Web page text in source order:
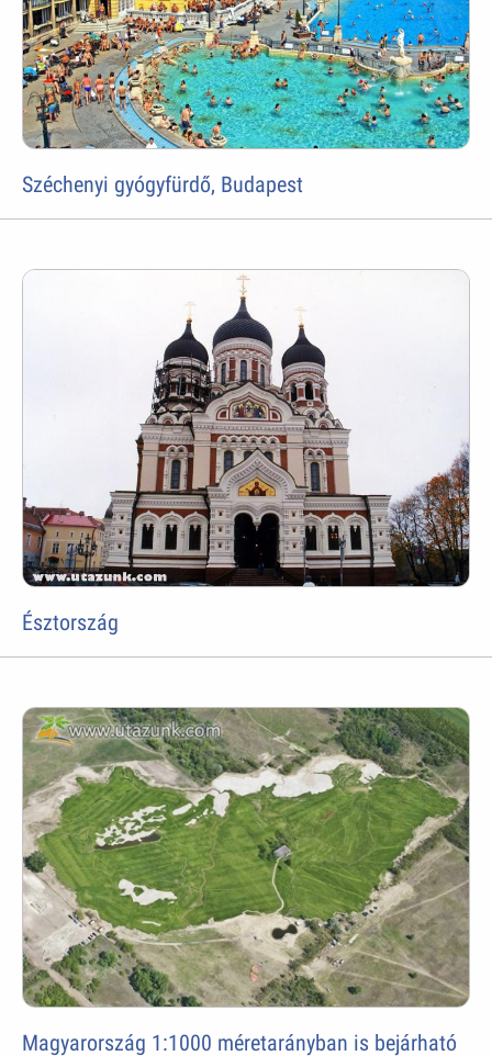
Széchenyi gyógyfürdő, Budapest
Észtország
Magyarország 1:1000 méretarányban is bejárható